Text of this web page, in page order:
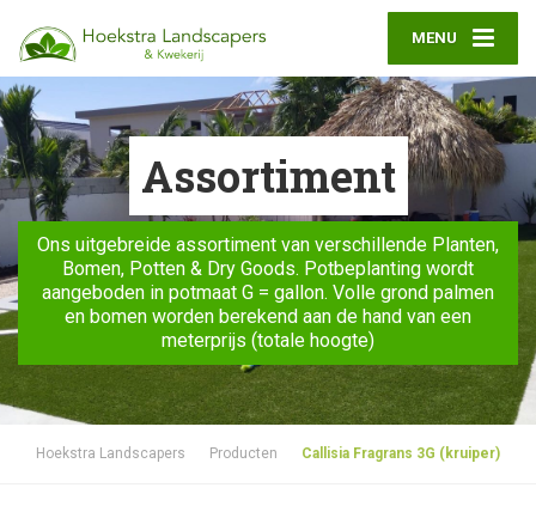
MENU
Assortiment
Ons uitgebreide assortiment van verschillende Planten,
Bomen, Potten & Dry Goods. Potbeplanting wordt
aangeboden in potmaat G = gallon. Volle grond palmen
en bomen worden berekend aan de hand van een
meterprijs (totale hoogte)
Hoekstra Landscapers Producten Callisia Fragrans 3G (kruiper)